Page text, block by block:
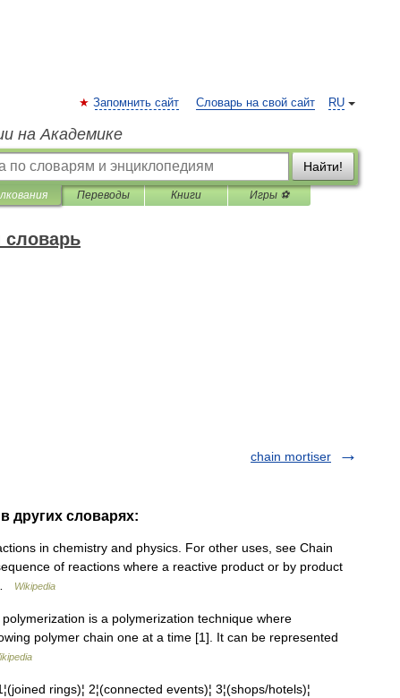
RU
Запомнить сайт Словарь на свой сайт
на Академике
Найти!
Переводы Книги Игры ⚽
словарь
chain mortiser
других словарях:
in chemistry and physics. For other uses, see Chain
of reactions where a reactive product or by product
Wikipedia
is a polymerization technique where
polymer chain one at a time [1]. It can be represented
rings)¦ 2¦(connected events)¦ 3¦(shops/hotels)¦